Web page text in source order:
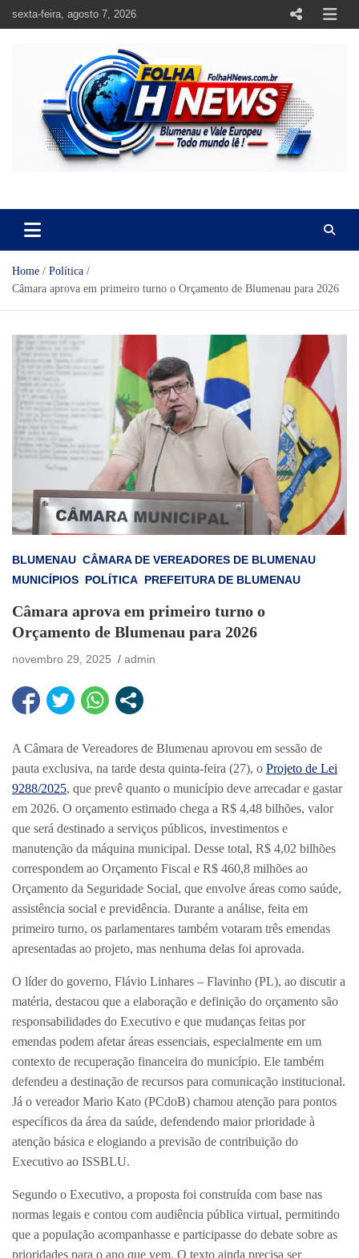
sexta-feira, agosto 7, 2026
Home
Política
Câmara aprova em primeiro turno o Orçamento de Blumenau para 2026
BLUMENAU CÂMARA DE VEREADORES DE BLUMENAU
MUNICÍPIOS POLÍTICA PREFEITURA DE BLUMENAU
Câmara aprova em primeiro turno o
Orçamento de Blumenau para 2026
novembro 29, 2025 admin
A Câmara de Vereadores de Blumenau aprovou em sessão de
pauta exclusiva, na tarde desta quinta-feira (27), o Projeto de Lei
9288/2025, que prevê quanto o município deve arrecadar e gastar
em 2026. O orçamento estimado chega a R$ 4,48 bilhões, valor
que será destinado a serviços públicos, investimentos e
manutenção da máquina municipal. Desse total, R$ 4,02 bilhões
correspondem ao Orçamento Fiscal e R$ 460,8 milhões ao
Orçamento da Seguridade Social, que envolve áreas como saúde,
assistência social e previdência. Durante a análise, feita em
primeiro turno, os parlamentares também votaram três emendas
apresentadas ao projeto, mas nenhuma delas foi aprovada.
O líder do governo, Flávio Linhares – Flavinho (PL), ao discutir a
matéria, destacou que a elaboração e definição do orçamento são
responsabilidades do Executivo e que mudanças feitas por
emendas podem afetar áreas essenciais, especialmente em um
contexto de recuperação financeira do município. Ele também
defendeu a destinação de recursos para comunicação institucional.
Já o vereador Mario Kato (PCdoB) chamou atenção para pontos
específicos da área da saúde, defendendo maior prioridade à
atenção básica e elogiando a previsão de contribuição do
Executivo ao ISSBLU.
Segundo o Executivo, a proposta foi construída com base nas
normas legais e contou com audiência pública virtual, permitindo
que a população acompanhasse e participasse do debate sobre as
prioridades para o ano que vem. O texto ainda precisa ser